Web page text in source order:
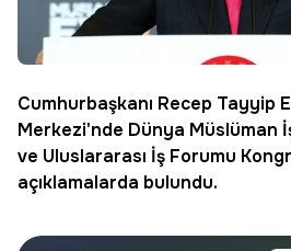
Cumhurbaşkanı Recep Tayyip
Merkezi'nde Dünya Müslüman
ve Uluslararası İş Forumu
açıklamalarda bulundu.